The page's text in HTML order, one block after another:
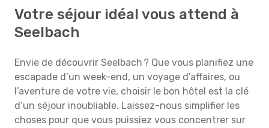
Votre séjour idéal vous attend à
Seelbach
Envie de découvrir Seelbach ? Que vous planifiez une
escapade d’un week-end, un voyage d’affaires, ou
l’aventure de votre vie, choisir le bon hôtel est la clé
d’un séjour inoubliable. Laissez-nous simplifier les
choses pour que vous puissiez vous concentrer sur